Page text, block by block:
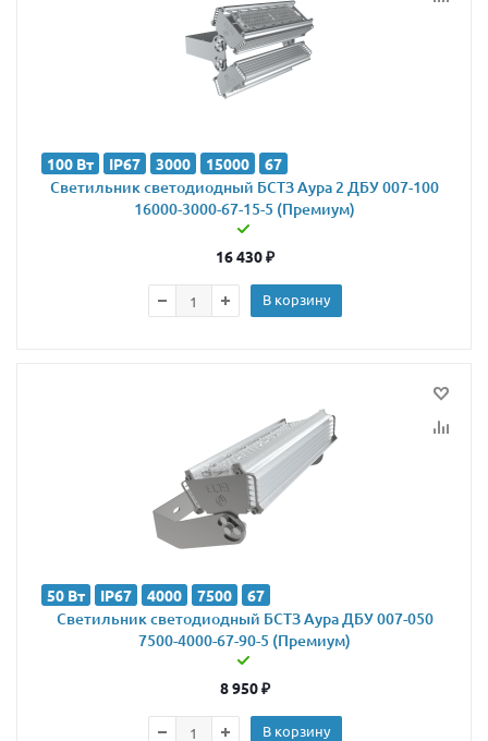
100 Вт IP67 3000 15000 67
Светильник светодиодный БСТЗ Аура 2 ДБУ 007-100
16000-3000-67-15-5 (Премиум)
16 430₽
В корзину
50 Вт IP67 4000 7500 67
Светильник светодиодный БСТЗ Аура ДБУ 007-050
7500-4000-67-90-5 (Премиум)
8 950₽
В корзину